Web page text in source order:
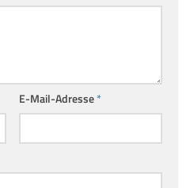
E-Mail-Adresse*